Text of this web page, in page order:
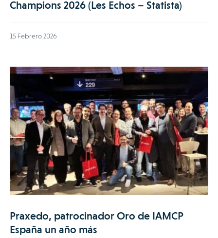
Champions 2026 (Les Echos – Statista)
15 Febrero 2026
Praxedo, patrocinador Oro de IAMCP
España un año más